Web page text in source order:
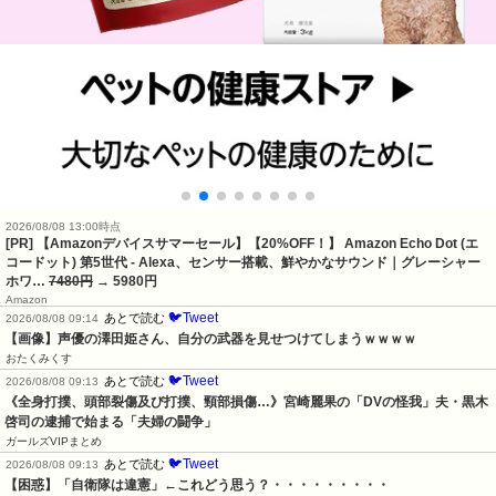
2026/08/08 13:00時点
[PR] 【Amazonデバイスサマーセール】【20%OFF！】 Amazon Echo Dot (エ
コードット) 第5世代 - Alexa、センサー搭載、鮮やかなサウンド｜グレーシャー
ホワ… 7480円 → 5980円
Amazon
2026/08/08 09:14 あとで読む 🐦Tweet
【画像】声優の澤田姫さん、自分の武器を見せつけてしまうｗｗｗｗ
おたくみくす
2026/08/08 09:13
あとで読む 🐦Tweet
《全身打撲、頭部裂傷及び打撲、頸部損傷…》宮崎麗果の「DVの怪我」夫・黒木
啓司の逮捕で始まる「夫婦の闘争」
ガールズVIPまとめ
2026/08/08 09:13
あとで読む 🐦Tweet
【困惑】「自衛隊は違憲」←これどう思う？・・・・・・・・・